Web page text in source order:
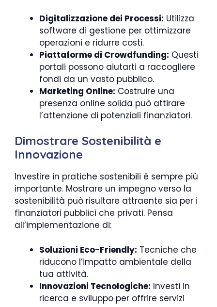
Digitalizzazione dei Processi: Utilizza
software di gestione per ottimizzare
operazioni e ridurre costi.
Piattaforme di Crowdfunding: Questi
portali possono aiutarti a raccogliere
fondi da un vasto pubblico.
Marketing Online: Costruire una
presenza online solida può attirare
l’attenzione di potenziali finanziatori.
Dimostrare Sostenibilità e
Innovazione
Investire in pratiche sostenibili è sempre più
importante. Mostrare un impegno verso la
sostenibilità può risultare attraente sia per i
finanziatori pubblici che privati. Pensa
all’implementazione di:
Soluzioni Eco-Friendly: Tecniche che
riducono l’impatto ambientale della
tua attività.
Innovazioni Tecnologiche: Investi in
ricerca e sviluppo per offrire servizi